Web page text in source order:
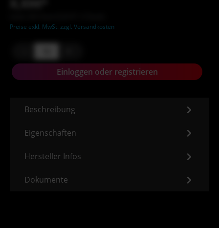
Preise exkl. MwSt. zzgl. Versandkosten
Einloggen oder registrieren
Beschreibung
Eigenschaften
Hersteller Infos
Dokumente